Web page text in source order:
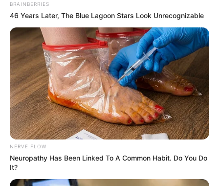
Seenplatte
BRAINBERRIES
46 Years Later, The Blue Lagoon Stars Look Unrecognizable
NERVE FLOW
Neuropathy Has Been Linked To A Common Habit. Do You Do
It?